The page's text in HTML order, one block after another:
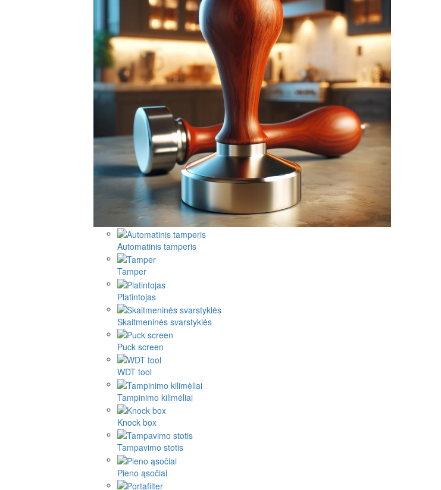
Automatinis tamperis
Tamper
Platintojas
Skaitmeninės svarstyklės
Puck screen
WDT tool
Tampinimo kilimėliai
Knock box
Tampavimo stotis
Pieno ąsočiai